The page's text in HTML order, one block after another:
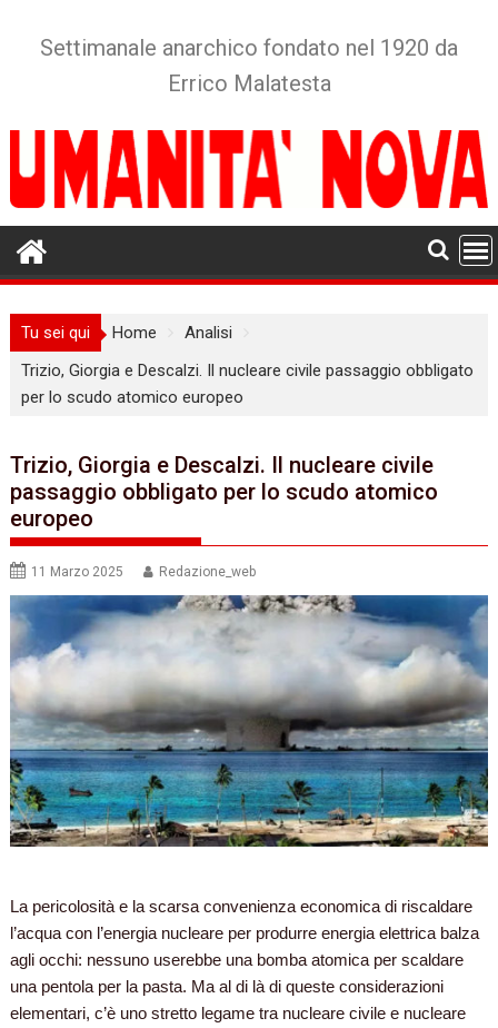
Settimanale anarchico fondato nel 1920 da
Errico Malatesta
Tu sei qui Home
Analisi
Trizio, Giorgia e Descalzi. Il nucleare civile passaggio obbligato
per lo scudo atomico europeo
Trizio, Giorgia e Descalzi. Il nucleare civile
passaggio obbligato per lo scudo atomico
europeo
11 Marzo 2025 Redazione_web
La pericolosità e la scarsa convenienza economica di riscaldare
l’acqua con l’energia nucleare per produrre energia elettrica balza
agli occhi: nessuno userebbe una bomba atomica per scaldare
una pentola per la pasta. Ma al di là di queste considerazioni
elementari, c’è uno stretto legame tra nucleare civile e nucleare